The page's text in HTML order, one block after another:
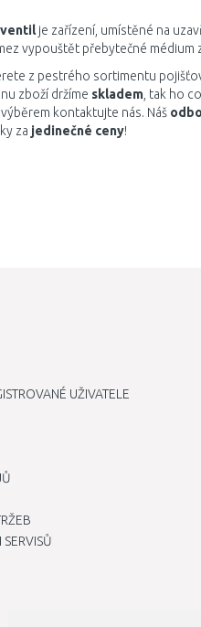
je zařízení, umístěné na
vypouštět přebytečné médium
z pestrého sortimentu
zboží držíme skladem, tak ho
kontaktujte nás. Náš
za jedinečné ceny!
UŽIVATELE